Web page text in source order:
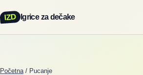
IZD Igrice za dečake
Početna / Pucanje